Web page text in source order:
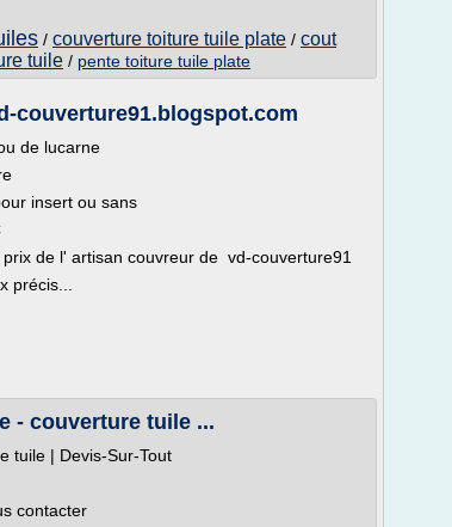
/ couverture toiture tuile plate / cout
tuile / pente toiture tuile plate
couverture91.blogspot.com
de lucarne
insert ou sans
de l' artisan couvreur de vd-couverture91
précis...
- couverture tuile ...
tuile | Devis-Sur-Tout
contacter